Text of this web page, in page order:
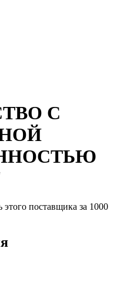
С
этого поставщика за 1000